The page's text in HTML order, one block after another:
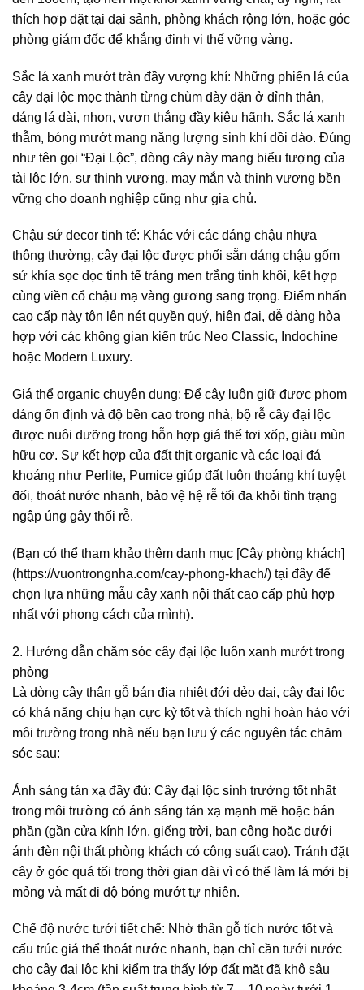
thích hợp đặt tại đại sảnh, phòng khách rộng lớn, hoặc góc
phòng giám đốc để khẳng định vị thế vững vàng.
Sắc lá xanh mướt tràn đầy vượng khí: Những phiến lá của
cây đại lộc mọc thành từng chùm dày dặn ở đỉnh thân,
dáng lá dài, nhọn, vươn thẳng đầy kiêu hãnh. Sắc lá xanh
thẫm, bóng mướt mang năng lượng sinh khí dồi dào. Đúng
như tên gọi “Đại Lộc”, dòng cây này mang biểu tượng của
tài lộc lớn, sự thịnh vượng, may mắn và thịnh vượng bền
vững cho doanh nghiệp cũng như gia chủ.
Chậu sứ decor tinh tế: Khác với các dáng chậu nhựa
thông thường, cây đại lộc được phối sẵn dáng chậu gốm
sứ khía sọc dọc tinh tế tráng men trắng tinh khôi, kết hợp
cùng viền cổ chậu mạ vàng gương sang trọng. Điểm nhấn
cao cấp này tôn lên nét quyền quý, hiện đại, dễ dàng hòa
hợp với các không gian kiến trúc Neo Classic, Indochine
hoặc Modern Luxury.
Giá thể organic chuyên dụng: Để cây luôn giữ được phom
dáng ổn định và độ bền cao trong nhà, bộ rễ cây đại lộc
được nuôi dưỡng trong hỗn hợp giá thể tơi xốp, giàu mùn
hữu cơ. Sự kết hợp của đất thịt organic và các loại đá
khoáng như Perlite, Pumice giúp đất luôn thoáng khí tuyệt
đối, thoát nước nhanh, bảo vệ hệ rễ tối đa khỏi tình trạng
ngập úng gây thối rễ.
(Bạn có thể tham khảo thêm danh mục [Cây phòng khách]
(https://vuontrongnha.com/cay-phong-khach/) tại đây để
chọn lựa những mẫu cây xanh nội thất cao cấp phù hợp
nhất với phong cách của mình).
2. Hướng dẫn chăm sóc cây đại lộc luôn xanh mướt trong
phòng
Là dòng cây thân gỗ bán địa nhiệt đới dẻo dai, cây đại lộc
có khả năng chịu hạn cực kỳ tốt và thích nghi hoàn hảo với
môi trường trong nhà nếu bạn lưu ý các nguyên tắc chăm
sóc sau:
Ánh sáng tán xạ đầy đủ: Cây đại lộc sinh trưởng tốt nhất
trong môi trường có ánh sáng tán xạ mạnh mẽ hoặc bán
phần (gần cửa kính lớn, giếng trời, ban công hoặc dưới
ánh đèn nội thất phòng khách có công suất cao). Tránh đặt
cây ở góc quá tối trong thời gian dài vì có thể làm lá mới bị
mỏng và mất đi độ bóng mướt tự nhiên.
Chế độ nước tưới tiết chế: Nhờ thân gỗ tích nước tốt và
cấu trúc giá thể thoát nước nhanh, bạn chỉ cần tưới nước
cho cây đại lộc khi kiểm tra thấy lớp đất mặt đã khô sâu